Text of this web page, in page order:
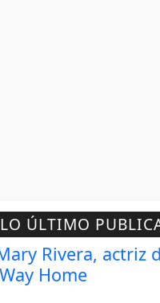
LO ÚLTIMO